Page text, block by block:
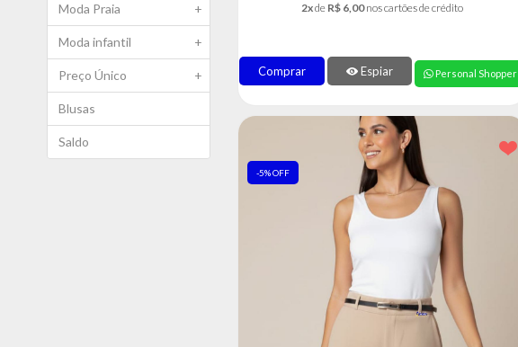
Moda Praia +
Moda infantil +
Preço Único +
Blusas
Saldo
2xde R$ 6,00nos cartões de crédito
Comprar Espiar Personal Shopper
-5% OFF